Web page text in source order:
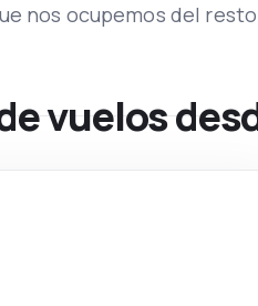
nos ocupemos del
vuelos